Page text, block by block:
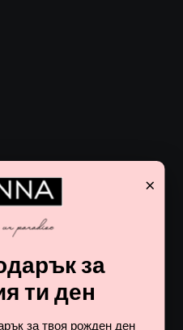
×
за
ти ден
за твоя рожден ден